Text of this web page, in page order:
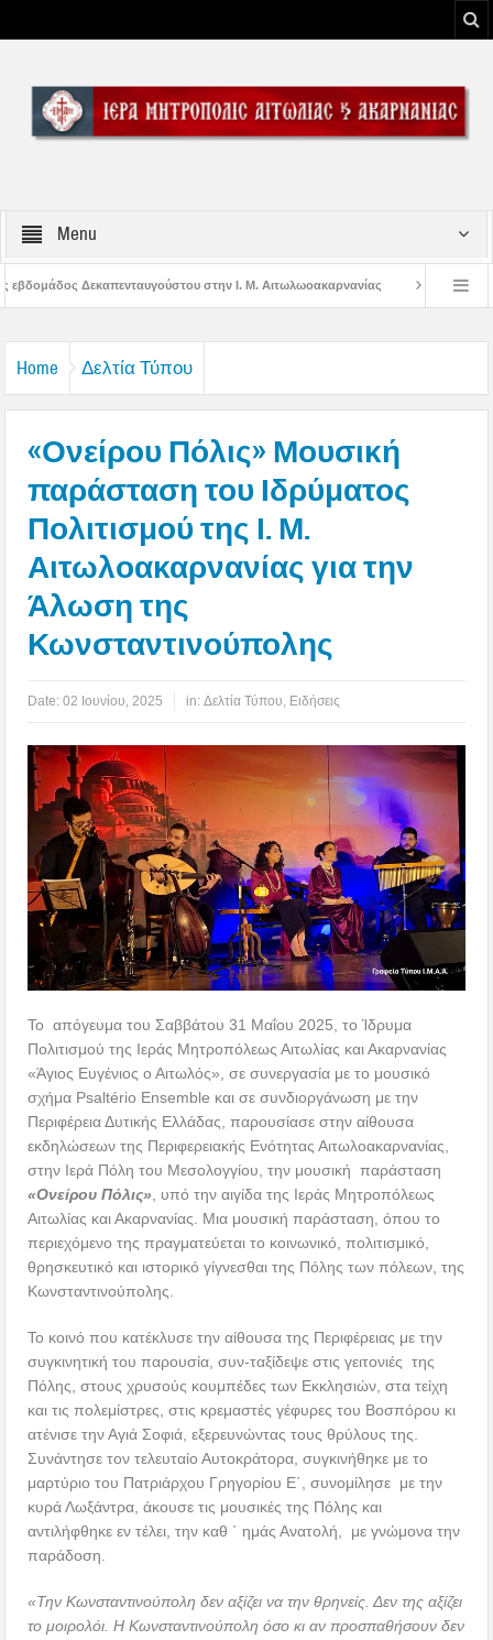
Menu
στην Ι. Μ. Αιτωλωοακαρνανίας Μήνυμα Σεβασμιωτάτου
Home Δελτία Τύπου
«Ονείρου Πόλις» Μουσική
παράσταση του Ιδρύματος
Πολιτισμού της Ι. Μ.
Αιτωλοακαρνανίας για την
Άλωση της
Κωνσταντινούπολης
Date:02 Ιουνίου, 2025 in:Δελτία Τύπου Ειδήσεις
Το απόγευμα του Σαββάτου 31 Μαΐου 2025, το Ίδρυμα
Πολιτισμού της Ιεράς Μητροπόλεως Αιτωλίας και Ακαρνανίας
«Άγιος Ευγένιος ο Αιτωλός», σε συνεργασία με το μουσικό
σχήμα Psaltério Ensemble και σε συνδιοργάνωση με την
Περιφέρεια Δυτικής Ελλάδας, παρουσίασε στην αίθουσα
εκδηλώσεων της Περιφερειακής Ενότητας Αιτωλοακαρνανίας,
στην Ιερά Πόλη του Μεσολογγίου, την μουσική παράσταση
«Ονείρου Πόλις», υπό την αιγίδα της Ιεράς Μητροπόλεως
Αιτωλίας και Ακαρνανίας. Μια μουσική παράσταση, όπου το
περιεχόμενο της πραγματεύεται το κοινωνικό, πολιτισμικό,
θρησκευτικό και ιστορικό γίγνεσθαι της Πόλης των πόλεων, της
Κωνσταντινούπολης.
Το κοινό που κατέκλυσε την αίθουσα της Περιφέρειας με την
συγκινητική του παρουσία, συν-ταξίδεψε στις γειτονιές της
Πόλης, στους χρυσούς κουμπέδες των Εκκλησιών, στα τείχη
και τις πολεμίστρες, στις κρεμαστές γέφυρες του Βοσπόρου κι
ατένισε την Αγιά Σοφιά, εξερευνώντας τους θρύλους της.
Συνάντησε τον τελευταίο Αυτοκράτορα, συγκινήθηκε με το
μαρτύριο του Πατριάρχου Γρηγορίου Ε΄, συνομίλησε με την
κυρά Λωξάντρα, άκουσε τις μουσικές της Πόλης και
αντιλήφθηκε εν τέλει, την καθ ΄ ημάς Ανατολή, με γνώμονα την
παράδοση.
«Την Κωνσταντινούπολη δεν αξίζει να την θρηνείς. Δεν της αξίζει
το μοιρολόι. Η Κωνσταντινούπολη όσο κι αν προσπαθήσουν δεν